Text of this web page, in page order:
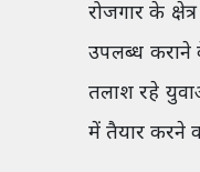
रोजगार के
उपलब्ध कराने
तलाश रहे
में तैयार करने